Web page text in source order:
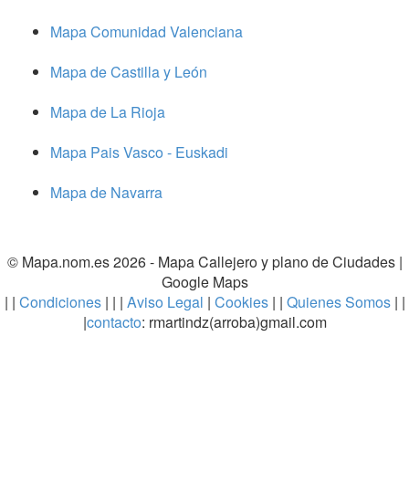
Mapa Comunidad Valenciana
Mapa de Castilla y León
Mapa de La Rioja
Mapa Pais Vasco - Euskadi
Mapa de Navarra
© Mapa.nom.es 2026 - Mapa Callejero y plano de Ciudades|
Google Maps
| | Condiciones| | | Aviso Legal | Cookies | | Quienes Somos | |
|contacto: rmartindz(arroba)gmail.com